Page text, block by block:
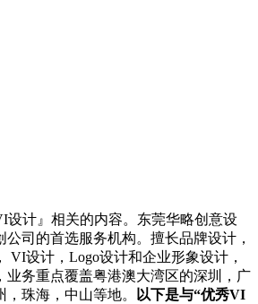
设计』相关的内容。东莞华略创意设
司的首选服务机构。擅长品牌设计，
VI设计，Logo设计和企业形象设计，
业务重点覆盖粤港澳大湾区的深圳，广
珠海，中山等地。
以下是与“优秀VI